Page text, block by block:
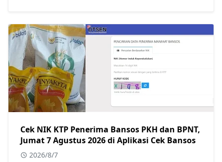
Cek NIK KTP Penerima Bansos PKH dan BPNT,
Jumat 7 Agustus 2026 di Aplikasi Cek Bansos
2026/8/7